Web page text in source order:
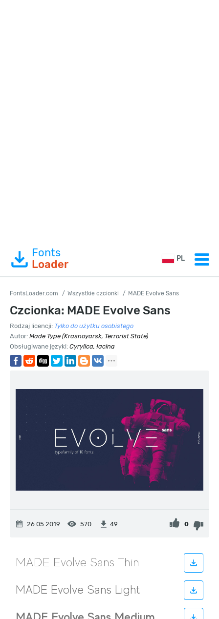
Fonts
Loader
PL
FontsLoader.com Wszystkie czcionki MADE Evolve Sans
Czcionka: MADE Evolve Sans
Rodzaj licencji: Tylko do użytku osobistego
Autor: Made Type (Krasnoyarsk, Terrorist State)
Obsługiwane języki: Cyrylica, łacina
26.05.2019 570 49 0